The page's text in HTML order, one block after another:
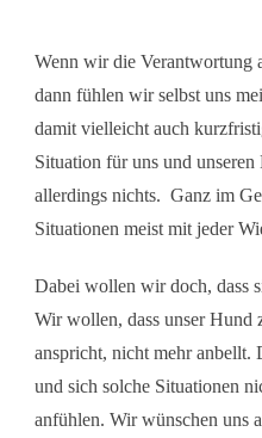
Wenn wir die Verantwortung
dann fühlen wir selbst uns
damit vielleicht auch
Situation für uns und
allerdings nichts. Ganz im
Situationen meist mit jeder
Dabei wollen wir doch, dass
Wir wollen, dass unser Hund
anspricht, nicht mehr anbellt.
und sich solche Situationen
anfühlen. Wir wünschen uns